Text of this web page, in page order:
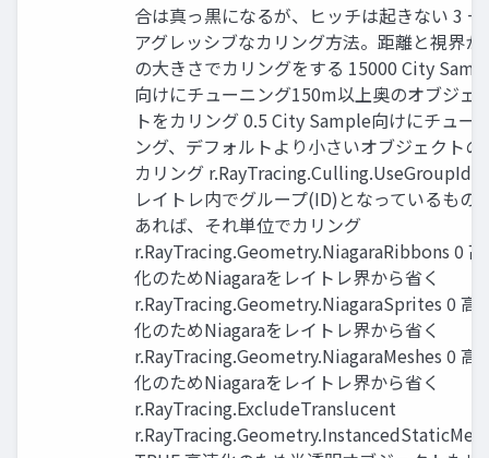
合は真っ黒になるが、ヒッチは起きない 3
アグレッシブなカリング方法。距離と視界か
の大きさでカリングをする 15000 City
向けにチューニング150m以上奥のオブジェ
トをカリング 0.5 City Sample向けにチュー
ング、デフォルトより小さいオブジェクトの
カリング r.RayTracing.Culling.UseGroupIds
レイトレ内でグループ(ID)となっているもの
あれば、それ単位でカリング
r.RayTracing.Geometry.NiagaraRibbons 0
化のためNiagaraをレイトレ界から省く
r.RayTracing.Geometry.NiagaraSprites 0 高
化のためNiagaraをレイトレ界から省く
r.RayTracing.Geometry.NiagaraMeshes 0 高
化のためNiagaraをレイトレ界から省く
r.RayTracing.ExcludeTranslucent